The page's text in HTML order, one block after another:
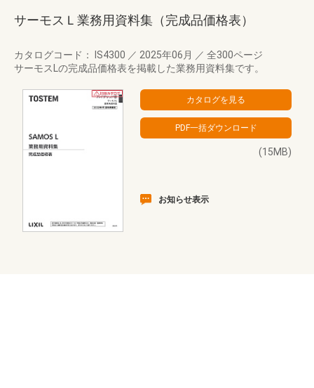
サーモスＬ業務用資料集（完成品価格表）
カタログコード： IS4300 ／ 2025年06月 ／ 全300ページ
サーモスLの完成品価格表を掲載した業務用資料集です。
(15MB)
お知らせ表示